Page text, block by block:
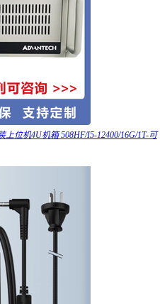
位机4U机箱 508HF/I5-12400/16G/1T-可